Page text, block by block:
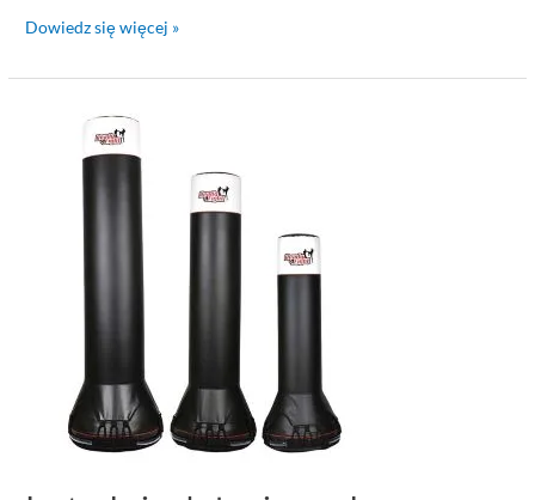
Dowiedz się więcej »
Instrukcja
wolnostojącego